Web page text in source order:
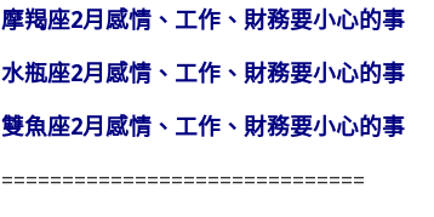
摩羯座2月感情、工作、財務要小心的事
水瓶座2月感情、工作、財務要小心的事
雙魚座2月感情、工作、財務要小心的事
==============================